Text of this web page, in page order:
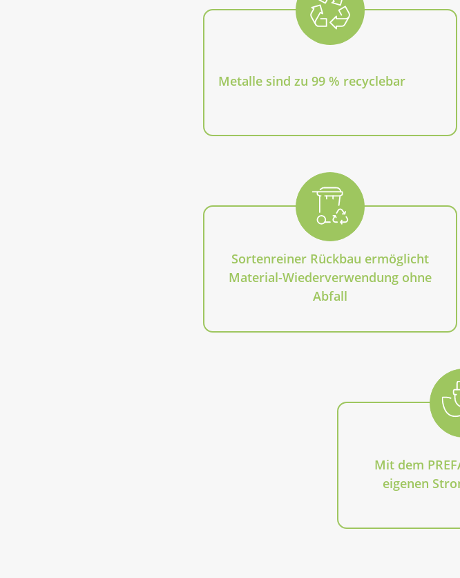
Metalle sind zu 99 % recyclebar
Sortenreiner Rückbau ermöglicht
Material-Wiederverwendung ohne
Abfall
Mit dem
eigenen